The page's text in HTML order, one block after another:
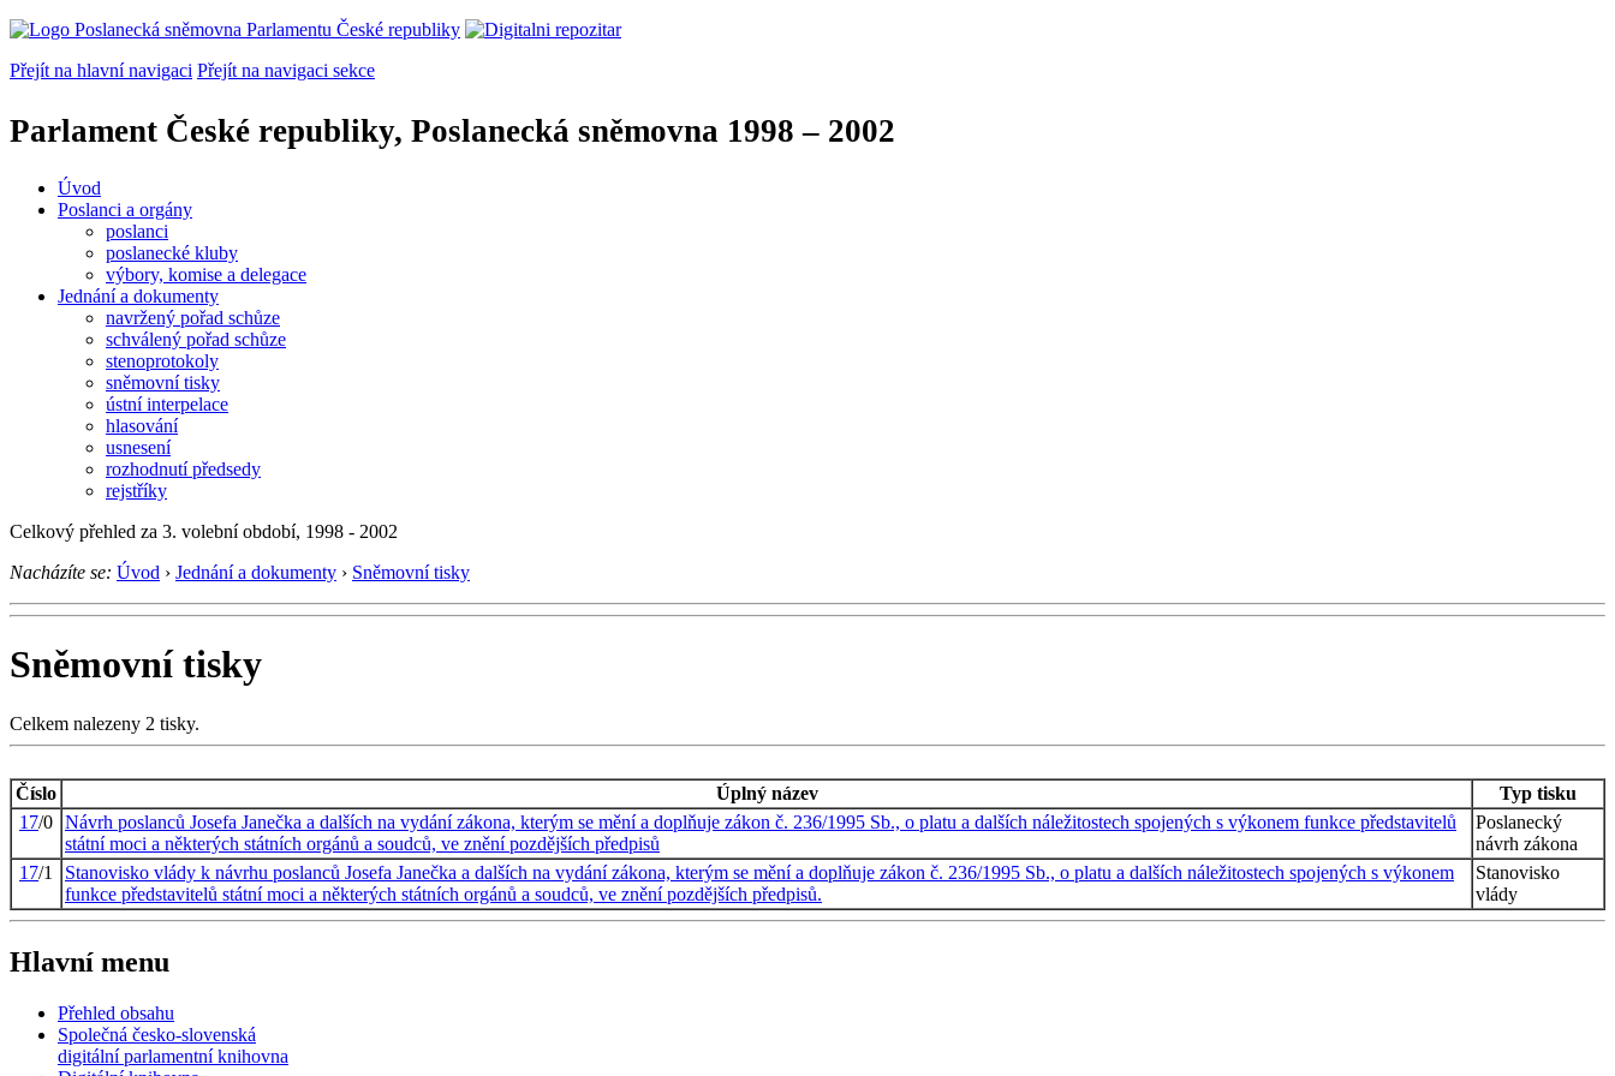
Přejít na hlavní navigaci Přejít na navigaci sekce
Parlament České republiky, Poslanecká sněmovna 1998 – 2002
Úvod
Poslanci a orgány
poslanci
poslanecké kluby
výbory, komise a delegace
Jednání a dokumenty
navržený pořad schůze
schválený pořad schůze
stenoprotokoly
sněmovní tisky
ústní interpelace
hlasování
usnesení
rozhodnutí předsedy
rejstříky
Celkový přehled za 3. volební období, 1998 - 2002
Nacházíte se: Úvod › Jednání a dokumenty › Sněmovní tisky
Sněmovní tisky
Celkem nalezeny 2 tisky.
Číslo Úplný název
Typ tisku
17/0 Návrh poslanců Josefa Janečka a dalších na vydání zákona, kterým se mění a doplňuje zákon č. 236/1995 Sb., o platu a dalších náležitostech spojených s výkonem funkce představitelů
státní moci a některých státních orgánů a soudců, ve znění pozdějších předpisů
Poslanecký
návrh zákona
17/1
Stanovisko vlády k návrhu poslanců Josefa Janečka a dalších na vydání zákona, kterým se mění a doplňuje zákon č. 236/1995 Sb., o platu a dalších náležitostech spojených s výkonem
funkce představitelů státní moci a některých státních orgánů a soudců, ve znění pozdějších předpisů.
Stanovisko
vlády
Hlavní menu
Přehled obsahu
Společná česko-slovenská
digitální parlamentní knihovna